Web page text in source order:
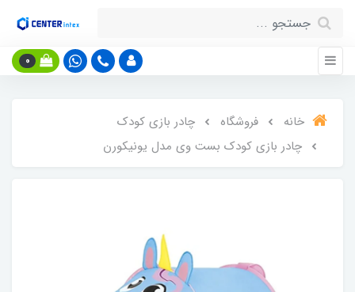
0
خانه فروشگاه
چادر بازی کودک
چادر بازی کودک بست وی مدل یونیکورن